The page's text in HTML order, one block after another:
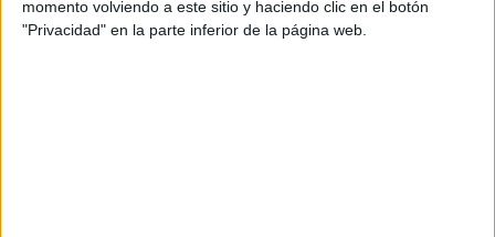
momento volviendo a este sitio y haciendo clic en el botón
"Privacidad" en la parte inferior de la página web.
TEMAS: SIGNOS ZODIACO
HOROSCOPO